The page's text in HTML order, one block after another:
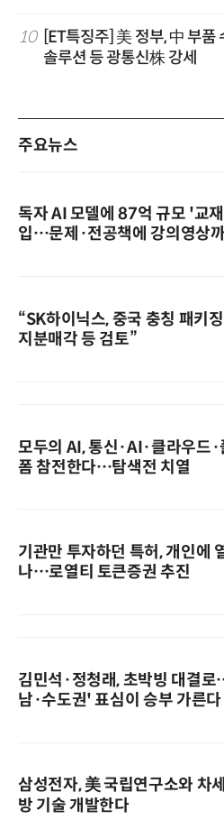
10
[ET특징주] 美 정부, 中 부
솔루션 등 광통신株 강세
주요뉴스
독자 AI 모델에 87억 규모 '교
입…문제·전공책에 강의영상
“SK하이닉스, 중국 충칭 패키
지분매각 등 검토”
모두의 AI, 통신·AI·클라우드·
폼 참전한다…탐색전 치열
기관만 투자하던 특허, 개인에
나…로열티 토큰증권 추진
김민석·정청래, 초박빙 대결
남·수도권' 표심이 승부 가른다
삼성전자, 美 국립연구소와 차
방 기술 개발한다